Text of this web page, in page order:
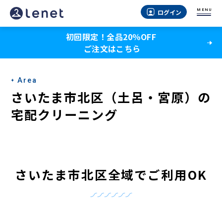
さ
い
ま
市
北
区
原）
ログイン MENU
初回限定！全品20％OFF
ご注文はこちら
Area
さいたま市北区（土呂・宮原）の
宅配クリーニング
さいたま市北区全域でご利用OK